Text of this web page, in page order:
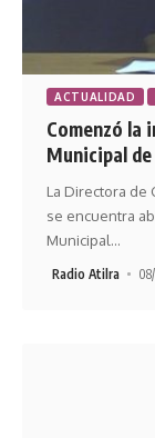
ACTUALIDAD
Comenzó la
Municipal
La Directora de
se encuentra
Municipal…
Radio Atilra